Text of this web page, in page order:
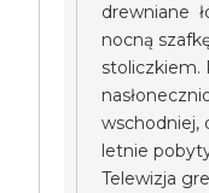
drewniane
nocną
stoliczkiem.
wschodniej,
letnie
Telewizja